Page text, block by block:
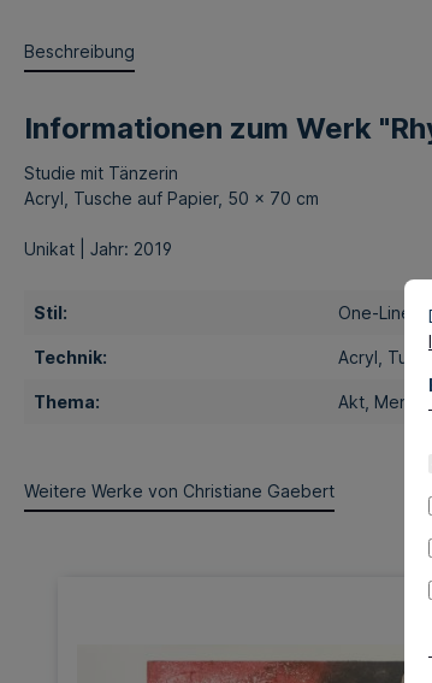
Beschreibung
Informationen zum Werk
Studie mit Tänzerin
Acryl, Tusche auf Papier, 50 x 70 cm
Unikat | Jahr: 2019
Stil: One-Liner
Technik: Acryl ,
Thema: Akt ,
Weitere Werke von Christiane Gaebert